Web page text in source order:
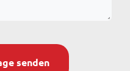
senden